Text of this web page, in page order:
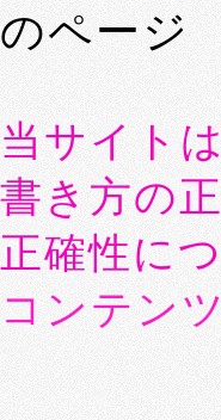
のページ
当サイト
書き方の
正確性に
コンテン